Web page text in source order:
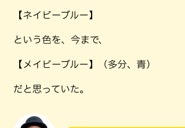
【ネイビーブルー】
という色を、今まで、
【メイビーブルー】（多分、青）
だと思っていた。